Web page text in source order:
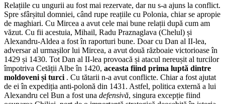
Relațiile cu ungurii au fost mai rezervate, dar nu s-a ajuns la conflict.
Spre sfârșitul domniei, când rupe reațiile cu Polonia, chiar se apropie
de maghiari. Cu Mircea a avut cele mai bune relații după cum am
văzut. Cu fii acestuia, Mihail, Radu Praznaglava (Chelul) și
Alexandru-Aldea a fost în raporturi bune. Doar cu Dan al II-lea,
adversar al urmașilor lui Mircea, a avut două războaie victorioase în
1429 și 1430. Tot Dan al II-lea provoacă și atacul nereușit al turcilor
împotriva Cetății Albe în 1420, aceasta fiind prima luptă dintre
moldoveni și turci . Cu tătarii n-a avut conflicte. Chiar a fost ajutat
de ei în expediția anti-polonă din 1431. Astfel, politica externă a lui
Alexandru cel Bun a fost una defensivă, singura excepție fiind